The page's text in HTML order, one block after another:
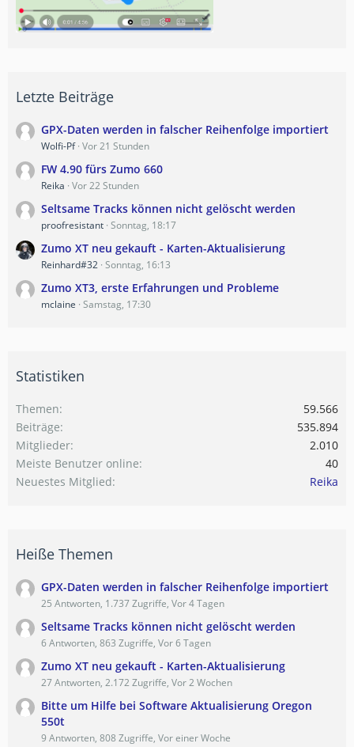
Letzte Beiträge
GPX-Daten werden in falscher Reihenfolge importiert
Wolfi-Pf Vor 21 Stunden
FW 4.90 fürs Zumo 660
Reika Vor 22 Stunden
Seltsame Tracks können nicht gelöscht werden
proofresistant Sonntag, 18:17
Zumo XT neu gekauft - Karten-Aktualisierung
Reinhard#32 Sonntag, 16:13
Zumo XT3, erste Erfahrungen und Probleme
mclaine Samstag, 17:30
Statistiken
Themen
59.566
Beiträge
535.894
Mitglieder
2.010
Meiste Benutzer online
40
Neuestes Mitglied
Reika
Heiße Themen
GPX-Daten werden in falscher Reihenfolge importiert
25 Antworten, 1.737 Zugriffe, Vor 4 Tagen
Seltsame Tracks können nicht gelöscht werden
6 Antworten, 863 Zugriffe, Vor 6 Tagen
Zumo XT neu gekauft - Karten-Aktualisierung
27 Antworten, 2.172 Zugriffe, Vor 2 Wochen
Bitte um Hilfe bei Software Aktualisierung Oregon
550t
9 Antworten, 808 Zugriffe, Vor einer Woche